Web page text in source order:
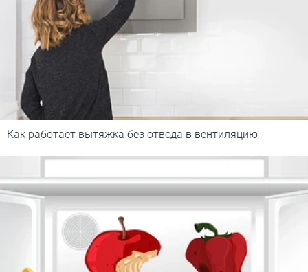
Как работает вытяжка без отвода в вентиляцию